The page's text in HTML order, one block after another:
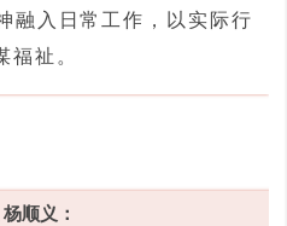
融入日常工作，以实际行
福祉。
顺义：